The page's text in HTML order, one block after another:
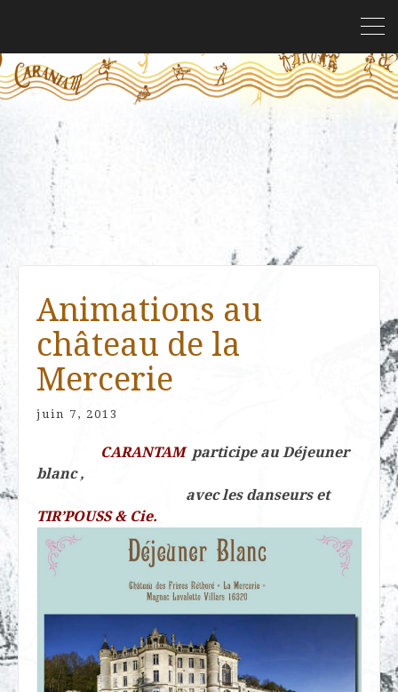
Animations au
château de la
Mercerie
juin 7, 2013
CARANTAM participe au Déjeuner
blanc ,
avec les danseurset
TIR’POUSS & Cie.